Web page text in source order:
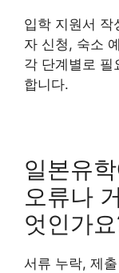
입학 지원서 작
자 신청, 숙소
각 단계별로 필
합니다.
일본유
오류나
엇인가
서류 누락, 제